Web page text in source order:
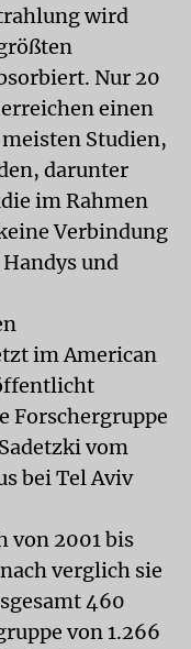
wird
Nur 20
einen
Studien,
darunter
im Rahmen
Verbindung
und
im American
Forschergruppe
vom
bei Tel Aviv
von 2001 bis
verglich sie
460
von 1.266